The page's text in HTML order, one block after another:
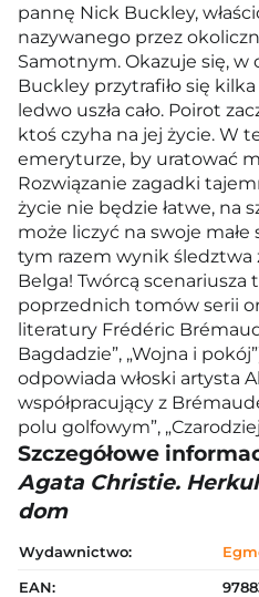
pannę Nick Buckley,
nazywanego przez
Samotnym. Okazuje się,
Buckley przytrafiło się
ledwo uszła cało. Poirot
ktoś czyha na jej życie. W
emeryturze, by uratować
Rozwiązanie zagadki
życie nie będzie łatwe, na
może liczyć na swoje
tym razem wynik śledztwa
Belga! Twórcą
poprzednich tomów serii
literatury Frédéric
Bagdadzie”, „Wojna i
odpowiada włoski artysta
współpracujący z
polu golfowym”,
Szczegółowe
Agata Christie.
dom
Wydawnictwo:
EAN: